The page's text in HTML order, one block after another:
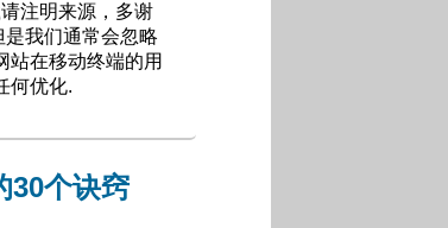
注明来源，多谢
我们通常会忽略
站在移动终端的用
何优化.
个诀窍